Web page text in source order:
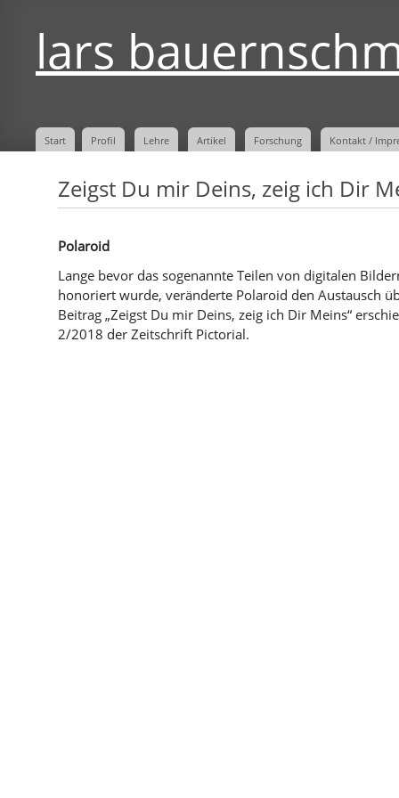
lars
Start Profil Lehre Artikel Forschung Kontakt /
Zeigst Du mir Deins, zeig ich Dir
Polaroid
Lange bevor das sogenannte Teilen von digitalen
honoriert wurde, veränderte Polaroid den Austausch
Beitrag „Zeigst Du mir Deins, zeig ich Dir Meins“
2/2018 der Zeitschrift Pictorial.